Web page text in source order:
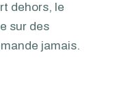
dehors, le
sur des
jamais.